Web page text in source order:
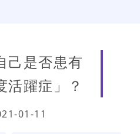
己是否患有
活躍症」？
01-11